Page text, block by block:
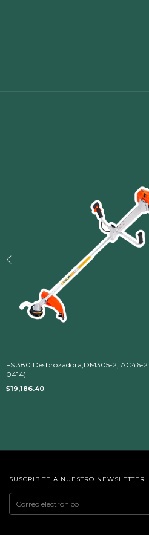
FS 380 Desbrozadora,DM305-2, AC46-
0414)
$19,186.40
SUSCRIBITE A NUESTRO NEWSLETTER